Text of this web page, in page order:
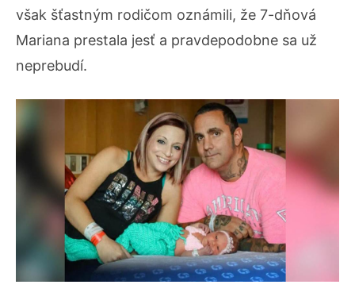
však šťastným rodičom oznámili, že 7-dňová
Mariana prestala jesť a pravdepodobne sa už
neprebudí.